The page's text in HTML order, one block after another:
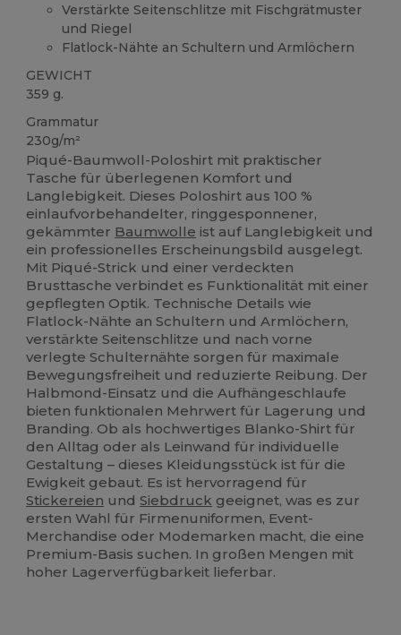
Verstärkte Seitenschlitze mit Fischgrätmuster
und Riegel
Flatlock-Nähte an Schultern und Armlöchern
GEWICHT
359 g.
Grammatur
230g/m²
Piqué-Baumwoll-Poloshirt mit praktischer
Tasche für überlegenen Komfort und
Langlebigkeit. Dieses Poloshirt aus 100 %
einlaufvorbehandelter, ringgesponnener,
gekämmter Baumwolle ist auf Langlebigkeit und
ein professionelles Erscheinungsbild ausgelegt.
Mit Piqué-Strick und einer verdeckten
Brusttasche verbindet es Funktionalität mit einer
gepflegten Optik. Technische Details wie
Flatlock-Nähte an Schultern und Armlöchern,
verstärkte Seitenschlitze und nach vorne
verlegte Schulternähte sorgen für maximale
Bewegungsfreiheit und reduzierte Reibung. Der
Halbmond-Einsatz und die Aufhängeschlaufe
bieten funktionalen Mehrwert für Lagerung und
Branding. Ob als hochwertiges Blanko-Shirt für
den Alltag oder als Leinwand für individuelle
Gestaltung – dieses Kleidungsstück ist für die
Ewigkeit gebaut. Es ist hervorragend für
Stickereien undSiebdruck geeignet, was es zur
ersten Wahl für Firmenuniformen, Event-
Merchandise oder Modemarken macht, die eine
Premium-Basis suchen. In großen Mengen mit
hoher Lagerverfügbarkeit lieferbar.